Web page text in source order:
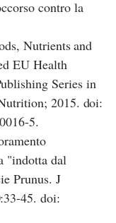
contro la
Nutrients and
EU Health
Series in
2015. doi:
5.
"indotta dal
Prunus. J
45. doi: